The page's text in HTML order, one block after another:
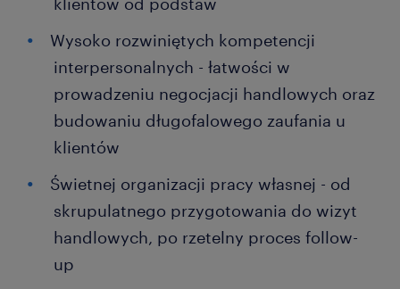
Wysoko rozwiniętych kompetencji
interpersonalnych - łatwości w
prowadzeniu negocjacji handlowych oraz
budowaniu długofalowego zaufania u
klientów
Świetnej organizacji pracy własnej - od
skrupulatnego przygotowania do wizyt
handlowych, po rzetelny proces follow-
up